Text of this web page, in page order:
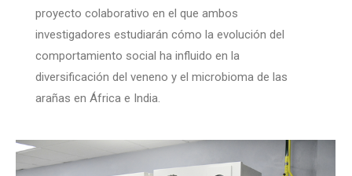
proyecto colaborativo en el que ambos
investigadores estudiarán cómo la evolución del
comportamiento social ha influido en la
diversificación del veneno y el microbioma de las
arañas en África e India.